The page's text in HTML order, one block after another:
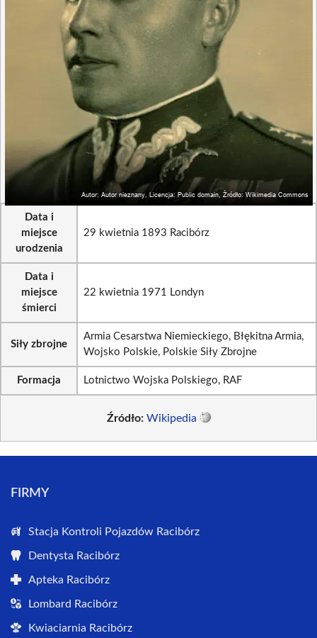
Data i
miejsce
urodzenia
29 kwietnia 1893 Racibórz
Data i
miejsce
śmierci
22 kwietnia 1971 Londyn
Siły zbrojne
Armia Cesarstwa Niemieckiego, Błękitna Armia,
Wojsko Polskie, Polskie Siły Zbrojne
Formacja Lotnictwo Wojska Polskiego, RAF
Źródło: Wikipedia
FIRMY
Stacja Kontroli Pojazdów Racibórz
Dentysta Racibórz
Apteka Racibórz
Lombard Racibórz
Kwiaciarnia Racibórz